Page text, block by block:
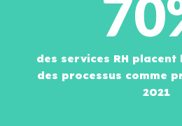
des services RH
des processus comme
2021